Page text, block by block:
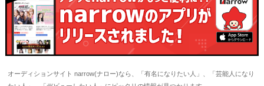
オーディションサイト narrow(ナロー)なら、「有名になりたい人」、「芸能人になり